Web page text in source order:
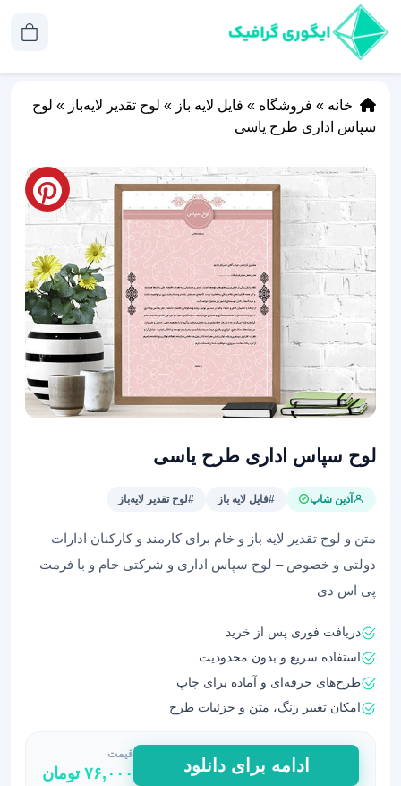
خانه » فروشگاه » فایل لایه باز » لوح تقدیر لایه‌باز » لوح
سپاس اداری طرح یاسی
لوح سپاس اداری طرح یاسی
آذین شاپ #فایل لایه باز #لوح تقدیر لایه‌باز
متن و لوح تقدیر لایه باز و خام برای کارمند و کارکنان ادارات
دولتی و خصوص – لوح سپاس اداری و شرکتی خام و با فرمت
پی اس دی
دریافت فوری پس از خرید
استفاده سریع و بدون محدودیت
طرح‌های حرفه‌ای و آماده برای چاپ
امکان تغییر رنگ، متن و جزئیات طرح
لوح
سپاس
ادامه برای دانلود
قیمت
۷۶,۰۰۰ تومان